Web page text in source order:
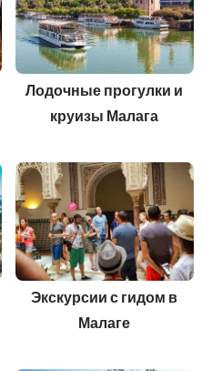
Лодочные прогулки и
круизы Малага
Экскурсии с гидом в
Малаге